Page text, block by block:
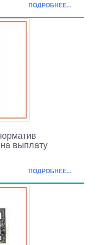
ПОДРОБНЕЕ...
выплату
ПОДРОБНЕЕ...